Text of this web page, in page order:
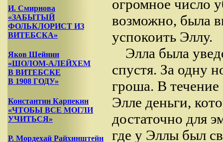
И. Смирнова
«ЗАБЫТЫЙ
ФОЛЬКЛОРИСТ ИЗ
ВИТЕБСКА»
Яков Шейнин
«ШОЛОМ-АЛЕЙХЕМ
В ВИТЕБСКЕ
В 1908 ГОДУ»
Константин Карпекин
«ЧТОБЫ ВСЕ МОГЛИ
УЧИТЬСЯ»
Р. Мордехай Райхинштейн
огромное число
возможно, была
успокоить Эллу.
Элла была
спустя. За одну
гроша. В
Элле деньги,
достаточно для
где у Эллы был